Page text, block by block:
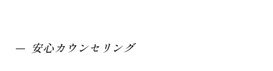
安心カウンセリング